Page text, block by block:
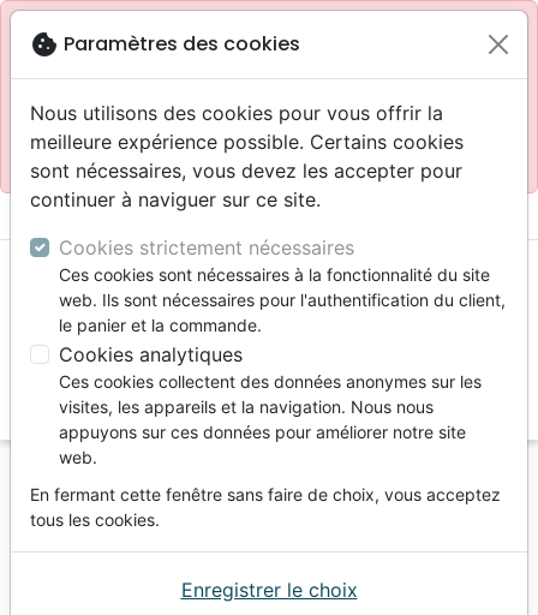
blockSite réservé aux professionnels
Accès pour les professionnels : Se connecter
Site pour le grand public : La Maison de la Bible
menu
Vous ne pouvez pas créer de nouvelle commande
depuis votre pays (United States).
Témoignages, biographies
cookie Paramètres des cookies
Nous utilisons des cookies pour vous offrir la
meilleure expérience possible. Certains cookies
sont nécessaires, vous devez les accepter pour
continuer à naviguer sur ce site.
Cookies strictement nécessaires
Ces cookies sont nécessaires à la fonctionnalité du site
web. Ils sont nécessaires pour l'authentification du client,
le panier et la commande.
Cookies analytiques
Ces cookies collectent des données anonymes sur les
visites, les appareils et la navigation. Nous nous
appuyons sur ces données pour améliorer notre site
web.
En fermant cette fenêtre sans faire de choix, vous acceptez
tous les cookies.
Enregistrer le choix